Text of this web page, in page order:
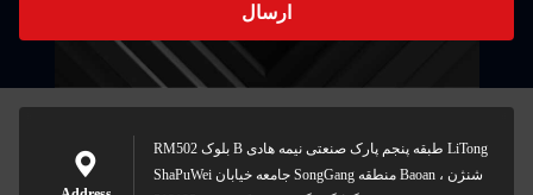
ارسال
RM502 بلوک B طبقه پنجم پارک صنعتی نیمه هادی LiTong
ShaPuWei جامعه خیابان SongGang منطقه Baoan شنژن ،